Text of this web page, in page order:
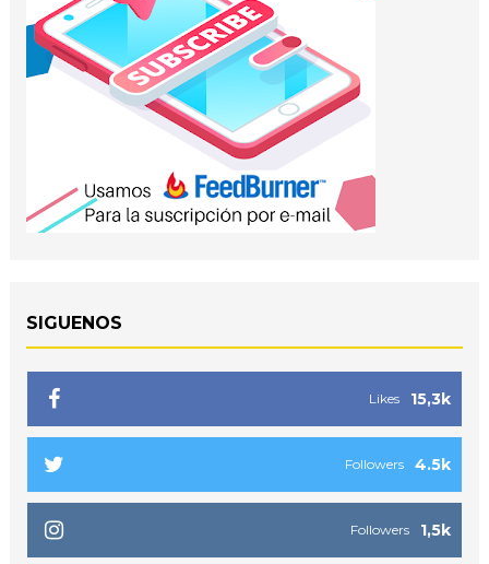
SIGUENOS
15,3k
Likes
4.5k
Followers
1,5k
Followers